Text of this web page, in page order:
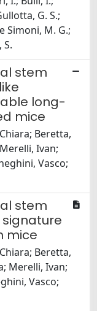
G. S.;
Simoni, M. G.;
S.
stem
long-
mice
Beretta,
Ivan;
Vasco;
stem
mice
Beretta,
Merelli, Ivan;
Vasco;